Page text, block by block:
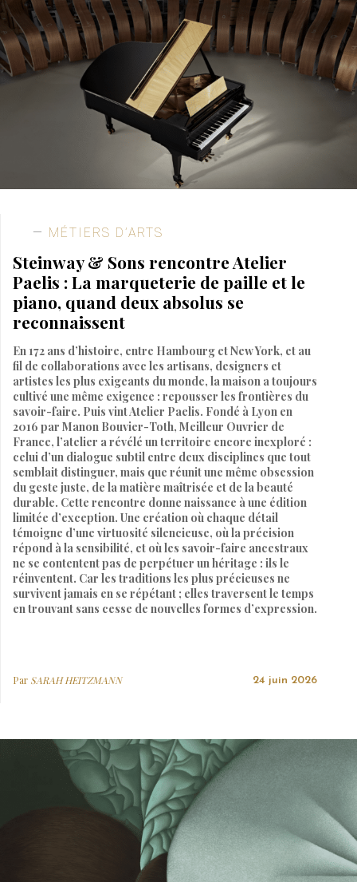
MÉTIERS D’ARTS
Steinway & Sons rencontre Atelier
Paelis : La marqueterie de paille et le
piano, quand deux absolus se
reconnaissent
En 172 ans d’histoire, entre Hambourg et New York, et au
fil de collaborations avec les artisans, designers et
artistes les plus exigeants du monde, la maison a toujours
cultivé une même exigence : repousser les frontières du
savoir-faire. Puis vint Atelier Paelis. Fondé à Lyon en
2016 par Manon Bouvier-Toth, Meilleur Ouvrier de
France, l’atelier a révélé un territoire encore inexploré :
celui d’un dialogue subtil entre deux disciplines que tout
semblait distinguer, mais que réunit une même obsession
du geste juste, de la matière maîtrisée et de la beauté
durable. Cette rencontre donne naissance à une édition
limitée d’exception. Une création où chaque détail
témoigne d’une virtuosité silencieuse, où la précision
répond à la sensibilité, et où les savoir-faire ancestraux
ne se contentent pas de perpétuer un héritage : ils le
réinventent. Car les traditions les plus précieuses ne
survivent jamais en se répétant ; elles traversent le temps
en trouvant sans cesse de nouvelles formes d’expression.
Par SARAH HEITZMANN 24 juin 2026